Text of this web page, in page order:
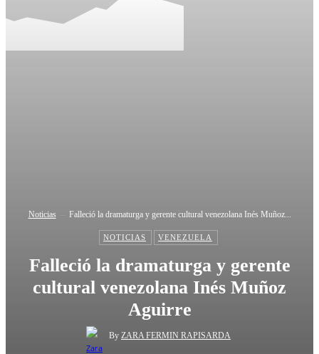
Noticias Falleció la dramaturga y gerente cultural venezolana Inés Muñoz...
NOTICIAS VENEZUELA
Falleció la dramaturga y gerente
cultural venezolana Inés Muñoz
Aguirre
By ZARA FERMIN RAPISARDA